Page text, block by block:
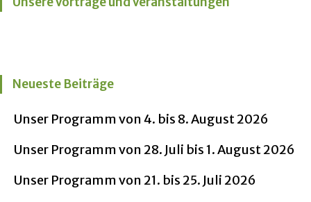
Neueste Beiträge
Unser Programm von 4. bis 8. August 2026
Unser Programm von 28. Juli bis 1. August 2026
Unser Programm von 21. bis 25. Juli 2026